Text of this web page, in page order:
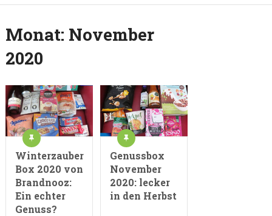
Monat: November
2020
Winterzauber
Box 2020 von
Brandnooz:
Ein echter
Genuss?
Genussbox
November
2020: lecker
in den Herbst